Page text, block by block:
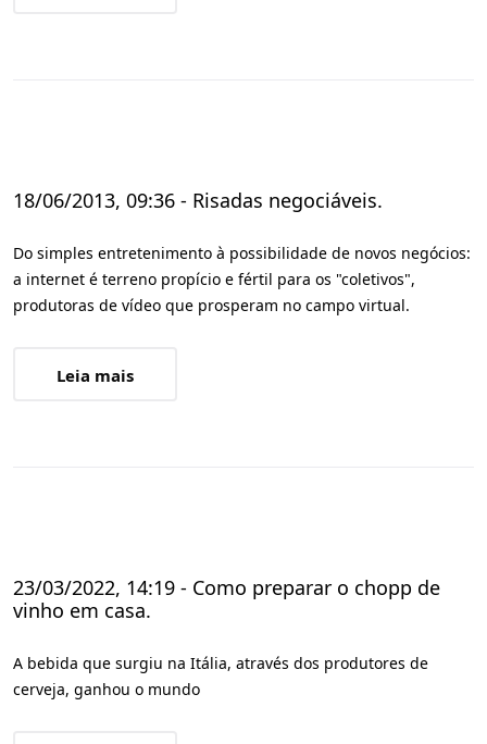
18/06/2013, 09:36 - Risadas negociáveis.
Do simples entretenimento à possibilidade de novos negócios:
a internet é terreno propício e fértil para os "coletivos",
produtoras de vídeo que prosperam no campo virtual.
Leia mais
23/03/2022, 14:19 - Como preparar o chopp de
vinho em casa.
A bebida que surgiu na Itália, através dos produtores de
cerveja, ganhou o mundo